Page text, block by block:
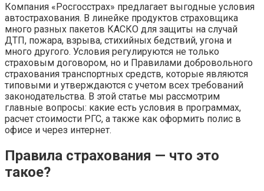
Компания «Росгосстрах» предлагает выгодные условия
автострахования. В линейке продуктов страховщика
много разных пакетов КАСКО для защиты на случай
ДТП, пожара, взрыва, стихийных бедствий, угона и
много другого. Условия регулируются не только
страховым договором, но и Правилами добровольного
страхования транспортных средств, которые являются
типовыми и утверждаются с учетом всех требований
законодательства. В этой статье мы рассмотрим
главные вопросы: какие есть условия в программах,
расчет стоимости РГС, а также как оформить полис в
офисе и через интернет.
Правила страхования — что это
такое?